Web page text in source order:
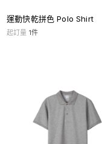
運動快乾拼色 Polo Shirt
起訂量 1件